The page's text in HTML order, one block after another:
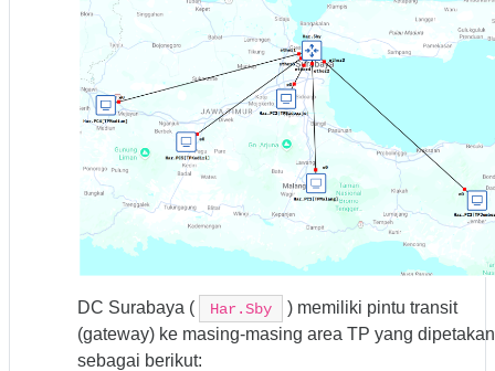
DC Surabaya ( Har.Sby
) memiliki pintu transit
(gateway) ke masing-masing area TP yang dipetakan
sebagai berikut: